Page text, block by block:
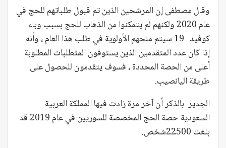
وقال مصطفى إن المرشحين الذين تم قبول طلباتهم للحج في
عام 2020 ولكنهم لم يتمكنوا من الذهاب للحج بسبب وباء
كوفيد -19 سيتم منحهم الأولوية في طلب هذا العام ، وأنه
إذا كان عدد المتقدمين الذين يستوفون المتطلبات المطلوبة
أعلى من الحصة المحددة ، فسوف يتقدمون للحصول على
طريقة اليانصيب.
الجدير بالذكر أن آخر مرة زادت فيها المملكة العربية
السعودية حصة الحج المخصصة للسوريين في عام 2019 قد
بلغت 22500شخص.